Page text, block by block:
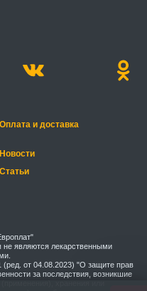
Оплата и доставка
Новости
Статьи
не являются лекарственными
(ред. от 04.08.2023) "О защите прав
за последствия, возникшие